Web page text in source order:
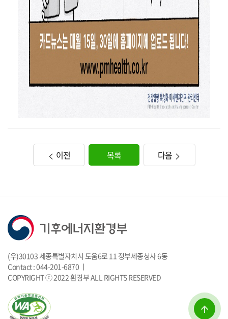
이전 목록 다음
(우)30103 세종특별자치시 도움6로 11 정부세종청사 6동
Contact : 044-201-6870 ㅣ
COPYRIGHT ⓒ 2022 환경부 ALL RIGHTS RESERVED